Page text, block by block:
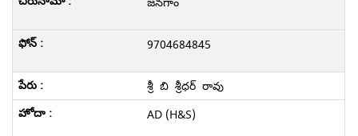
9704684845
శ్రీ బి శ్రీధర్ రావు
AD (H&S)